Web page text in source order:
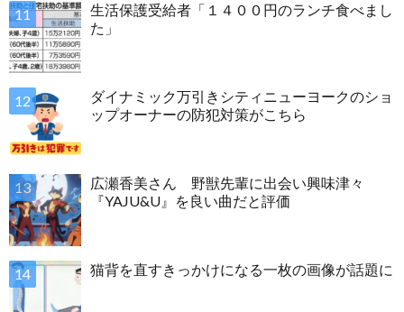
生活保護受給者「１４００円のランチ食べまし
た」
ダイナミック万引きシティニューヨークのショ
ップオーナーの防犯対策がこちら
広瀬香美さん 野獣先輩に出会い興味津々
『YAJU&U』を良い曲だと評価
猫背を直すきっかけになる一枚の画像が話題に